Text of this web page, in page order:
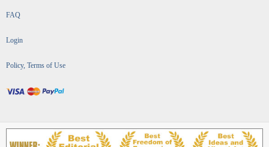
FAQ
Login
Policy, Terms of Use